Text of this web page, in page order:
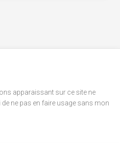
apparaissant sur ce site ne
ne pas en faire usage sans mon